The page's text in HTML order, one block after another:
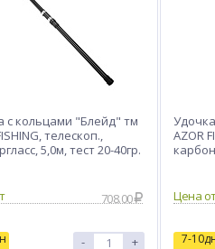
с кольцами "Блейд" тм
телескоп.,
5,0м, тест 20-40гр.
708.00
- +
AZOR
карбон
Цена
7-